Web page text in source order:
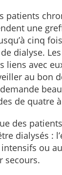
patients
une
cinq
dialyse.
liens avec
au bon
de quatre
des
dialysés :
ou
secours.